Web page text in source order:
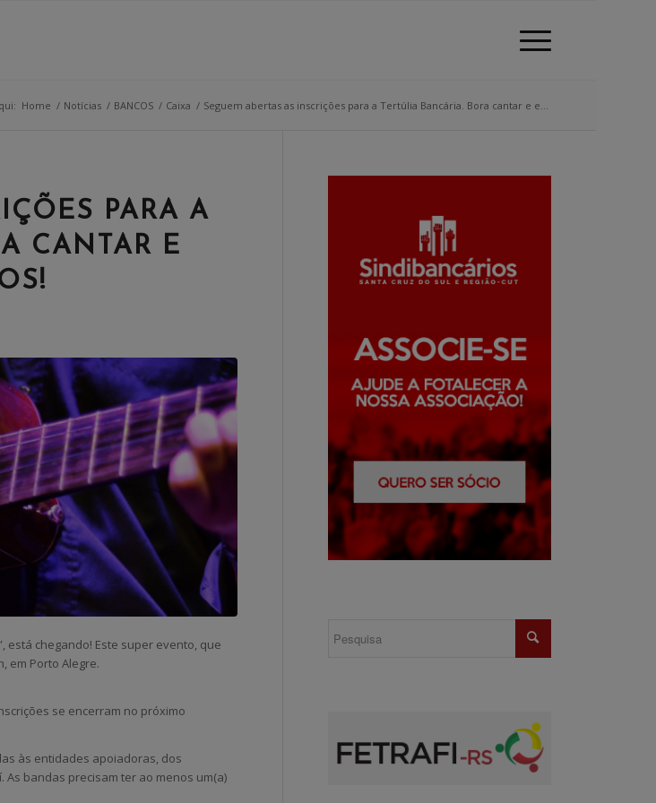
Home / Notícias / BANCOS / Caixa / Seguem abertas as inscrições para a Tertúlia Bancária. Bora cantar e e...
PARA A
CANTAR E
está chegando! Este super evento, que
em Porto Alegre.
se encerram no próximo
às entidades apoiadoras, dos
As bandas precisam ter ao menos um(a)